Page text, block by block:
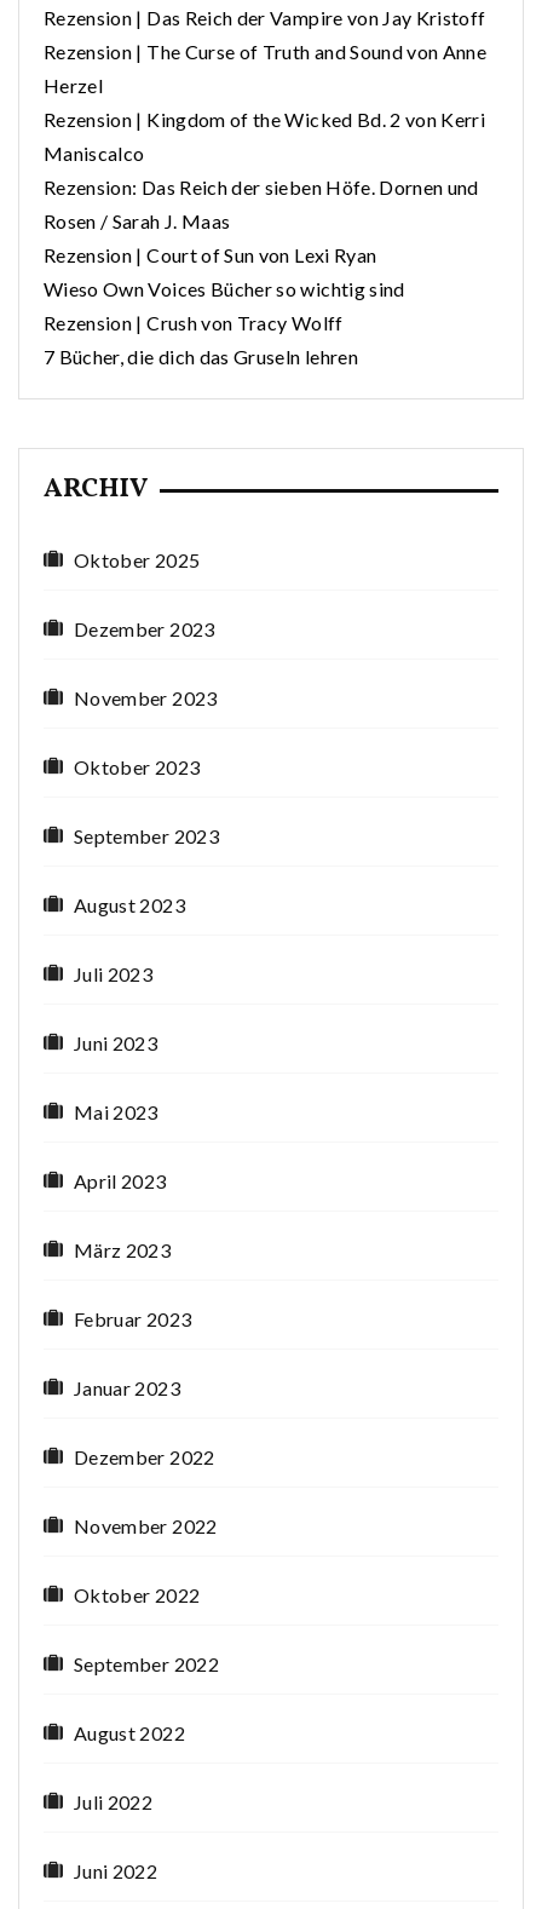
Rezension | Das Reich der Vampire von Jay Kristoff
Rezension | The Curse of Truth and Sound von Anne
Herzel
Rezension | Kingdom of the Wicked Bd. 2 von Kerri
Maniscalco
Rezension: Das Reich der sieben Höfe. Dornen und
Rosen / Sarah J. Maas
Rezension | Court of Sun von Lexi Ryan
Wieso Own Voices Bücher so wichtig sind
Rezension | Crush von Tracy Wolff
7 Bücher, die dich das Gruseln lehren
ARCHIV
Oktober 2025
Dezember 2023
November 2023
Oktober 2023
September 2023
August 2023
Juli 2023
Juni 2023
Mai 2023
April 2023
März 2023
Februar 2023
Januar 2023
Dezember 2022
November 2022
Oktober 2022
September 2022
August 2022
Juli 2022
Juni 2022